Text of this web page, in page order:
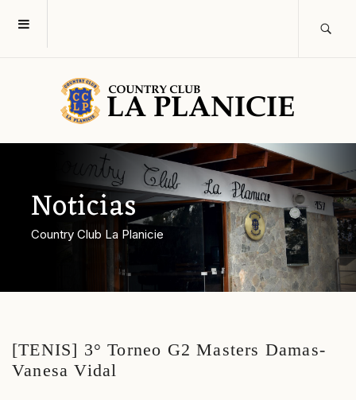
Noticias
Country Club La Planicie
[TENIS] 3° Torneo G2 Masters Damas-
Vanesa Vidal